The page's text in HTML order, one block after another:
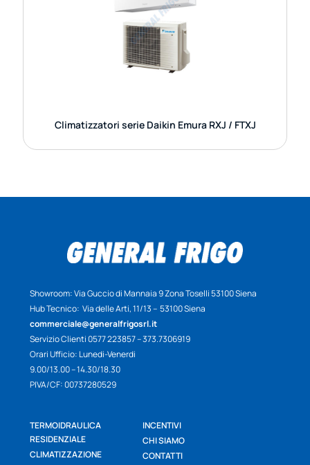
Climatizzatori serie Daikin Emura RXJ / FTXJ
Con un’elegante finitura in bianco, argento o nero,
Daikin Emura unisce alla perfezione un design
iconico e pluripremiato all’eccellenza tecnologica.
Showroom: Via Guccio di Mannaia 9 Zona Toselli 53100 Siena
Hub Tecnico: Via delle Arti, 11/13 – 53100 Siena
commerciale@generalfrigosrl.it
Servizio Clienti 0577 223857 – 373.7306919
Orari Ufficio: Lunedi-Venerdi
9.00/13.00 – 14.30/18.30
PIVA/CF: 00737280529
TERMOIDRAULICA
RESIDENZIALE
CLIMATIZZAZIONE
INCENTIVI
CHI SIAMO
CONTATTI